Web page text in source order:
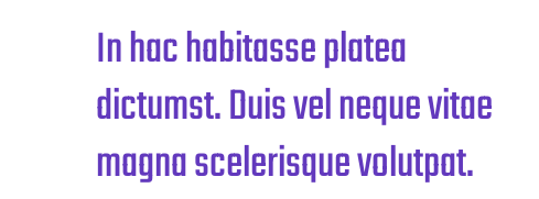
In hac habitasse platea
dictumst. Duis vel neque vitae
magna scelerisque volutpat.